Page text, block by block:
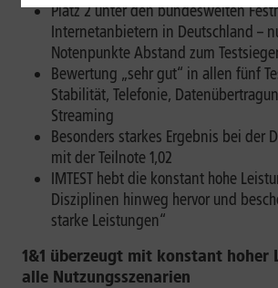
Platz 2 unter den bundesweiten
Internetanbietern in Deutschland –
Notenpunkte Abstand zum
Bewertung „sehr gut“ in allen fünf
Stabilität, Telefonie,
Streaming
Besonders starkes Ergebnis bei der
mit der Teilnote 1,02
IMTEST hebt die konstant hohe
Disziplinen hinweg hervor und
starke Leistungen“
1&1 überzeugt mit konstant hoher
alle Nutzungsszenarien